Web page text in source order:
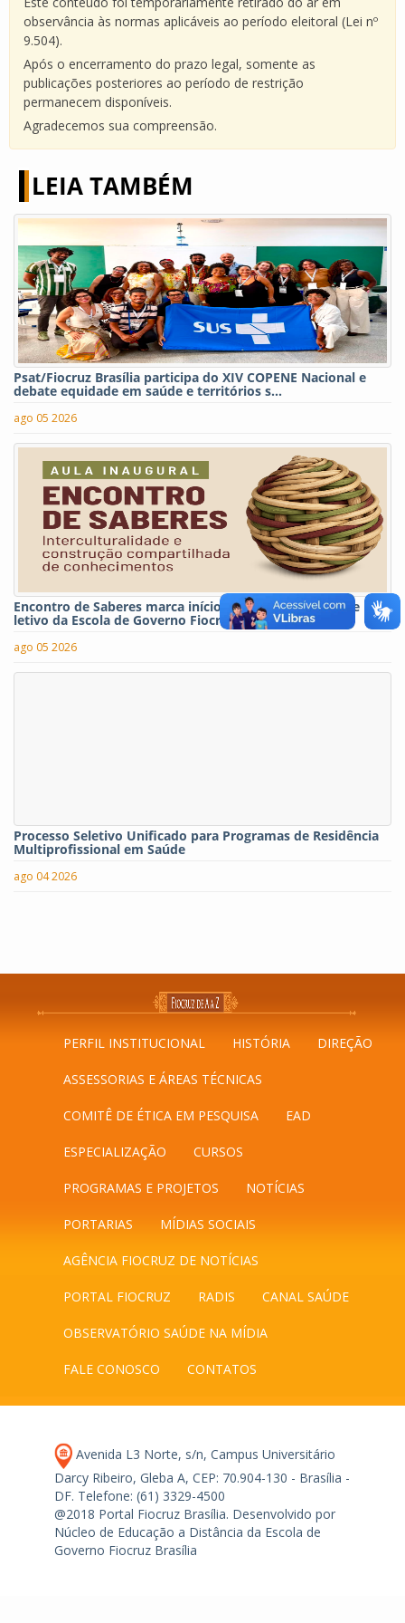
observância às normas aplicáveis ao período eleitoral (Lei nº
9.504).
Após o encerramento do prazo legal, somente as
publicações posteriores ao período de restrição
permanecem disponíveis.
Agradecemos sua compreensão.
LEIA TAMBÉM
Psat/Fiocruz Brasília participa do XIV COPENE Nacional e
debate equidade em saúde e territórios s...
ago 05 2026
Encontro de Saberes marca início do segundo semestre
letivo da Escola de Governo Fiocruz-Brasília
ago 05 2026
Processo Seletivo Unificado para Programas de Residência
Multiprofissional em Saúde
ago 04 2026
PERFIL INSTITUCIONAL HISTÓRIA DIREÇÃO
ASSESSORIAS E ÁREAS TÉCNICAS
COMITÊ DE ÉTICA EM PESQUISA EAD
ESPECIALIZAÇÃO CURSOS
PROGRAMAS E PROJETOS NOTÍCIAS
PORTARIAS MÍDIAS SOCIAIS
AGÊNCIA FIOCRUZ DE NOTÍCIAS
PORTAL FIOCRUZ RADIS CANAL SAÚDE
OBSERVATÓRIO SAÚDE NA MÍDIA
FALE CONOSCO CONTATOS
Avenida L3 Norte, s/n, Campus Universitário
Darcy Ribeiro, Gleba A, CEP: 70.904-130 - Brasília -
DF. Telefone: (61) 3329-4500
@2018 Portal Fiocruz Brasília. Desenvolvido por
Núcleo de Educação a Distância da Escola de
Governo Fiocruz Brasília